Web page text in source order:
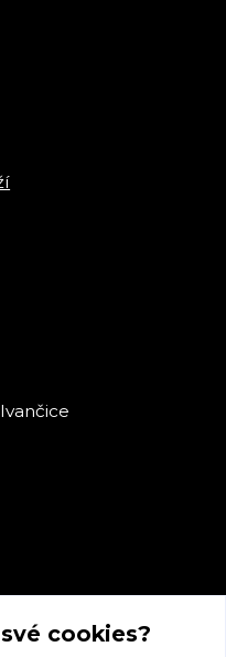
cookies?